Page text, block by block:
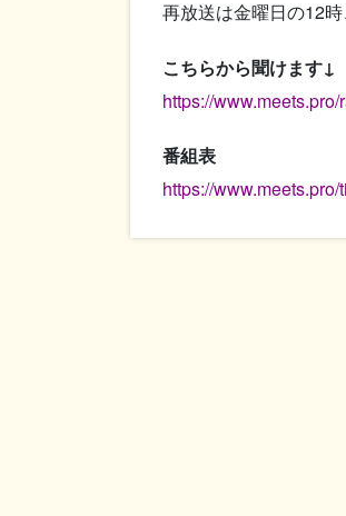
再放送は金曜日の12
こちらから聞けます↓
https://www.meets.pro/
番組表
https://